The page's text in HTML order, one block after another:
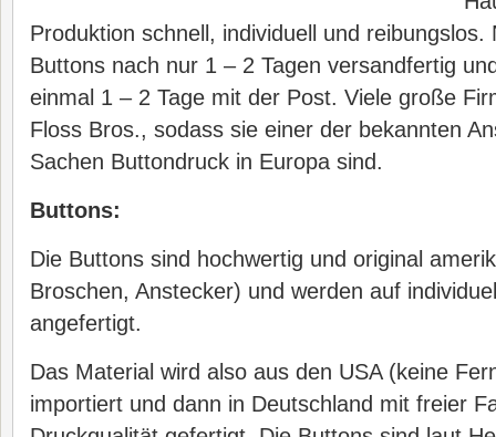
Produktion schnell, individuell und reibungslos.
Buttons nach nur 1 – 2 Tagen versandfertig
einmal 1 – 2 Tage mit der Post. Viele große
Floss Bros., sodass sie einer der bekannten
Sachen Buttondruck in Europa sind.
Buttons:
Die Buttons sind hochwertig und original
Broschen, Anstecker) und werden auf
angefertigt.
Das Material wird also aus den USA (keine
importiert und dann in Deutschland mit freier